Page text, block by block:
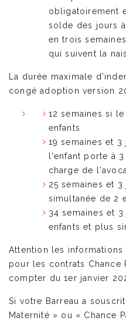
obligatoirement
solde des jours
en trois
qui suivent la
La durée maximale
congé adoption version
12 semaines si
enfants
19 semaines et
l'enfant porte à
charge de
25 semaines et
simultanée de 2
34 semaines et
enfants et plus
Attention les
pour les contrats Chance
compter du 1er janvier
Si votre Barreau a
Maternité » ou « Chance